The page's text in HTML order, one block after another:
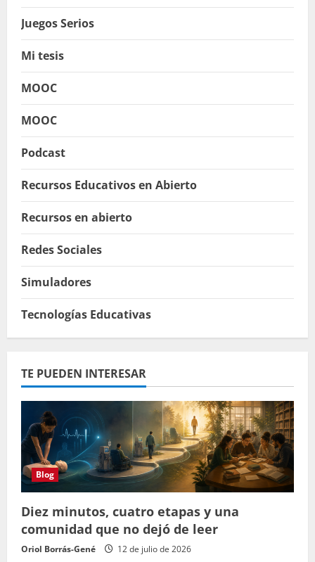
Juegos Serios
Mi tesis
MOOC
MOOC
Podcast
Recursos Educativos en Abierto
Recursos en abierto
Redes Sociales
Simuladores
Tecnologías Educativas
TE PUEDEN INTERESAR
Blog
Diez minutos, cuatro etapas y una
comunidad que no dejó de leer
Oriol Borrás-Gené 12 de julio de 2026